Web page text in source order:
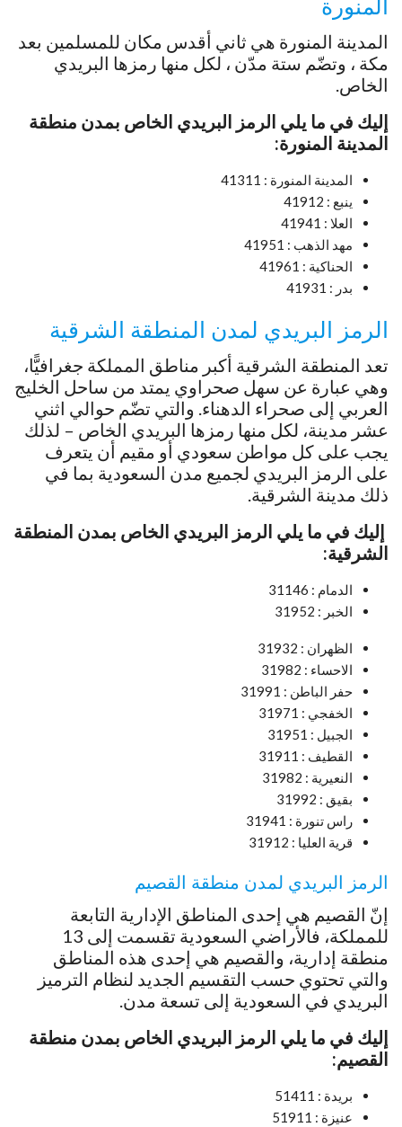
المنورة
المدينة المنورة هي ثاني أقدس مكان للمسلمين بعد
مكة ، وتضّم ستة مدّن ، لكل منها رمزها البريدي
الخاص.
إليك في ما يلي الرمز البريدي الخاص بمدن منطقة
المدينة المنورة:
المدينة المنورة : 41311
ينبع : 41912
العلا : 41941
مهد الذهب : 41951
الحناكية : 41961
بدر : 41931
الرمز البريدي لمدن المنطقة الشرقية
تعد المنطقة الشرقية أكبر مناطق المملكة جغرافيًّا،
وهي عبارة عن سهل صحراوي يمتد من ساحل الخليج
العربي إلى صحراء الدهناء. والتي تضّم حوالي اثني
عشر مدينة، لكل منها رمزها البريدي الخاص – لذلك
يجب على كل مواطن سعودي أو مقيم أن يتعرف
على الرمز البريدي لجميع مدن السعودية بما في
ذلك مدينة الشرقية.
إليك في ما يلي الرمز البريدي الخاص بمدن المنطقة
الشرقية:
الدمام : 31146
الخبر : 31952
الظهران : 31932
الاحساء : 31982
حفر الباطن : 31991
الخفجي : 31971
الجبيل : 31951
القطيف : 31911
النعيرية : 31982
بقيق : 31992
راس تنورة : 31941
قرية العليا : 31912
​​الرمز البريدي لمدن منطقة القصيم
إنّ القصيم هي إحدى المناطق الإدارية التابعة
للمملكة، فالأراضي السعودية تقسمت إلى 13
منطقة إدارية، والقصيم هي إحدى هذه المناطق
والتي تحتوي حسب التقسيم الجديد لنظام الترميز
البريدي في السعودية إلى تسعة مدن.
إليك في ما يلي الرمز البريدي الخاص بمدن منطقة
القصيم:
بريدة : 51411
عنيزة : 51911